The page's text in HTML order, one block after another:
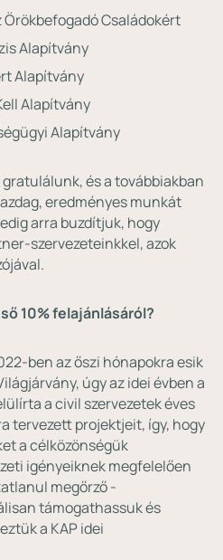
Családokért
Alapítvány
Alapítvány
Alapítvány
Alapítvány
és a továbbiakban
eredményes munkát
arra buzdítjuk, hogy
szervezeteinkkel, azok
10% felajánlásáról?
ben az őszi hónapokra esik
úgy az idei évben a
a civil szervezetek éves
tervezett projektjeit, így, hogy
a célközönségük
igényeiknek megfelelően
megőrző -
támogathassuk és
a KAP idei